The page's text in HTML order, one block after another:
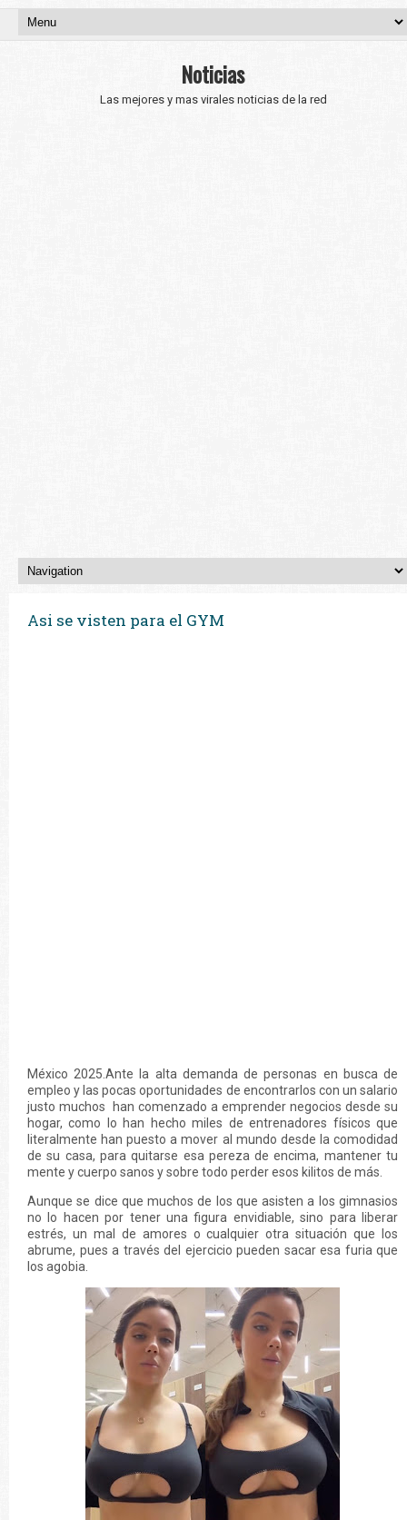
Noticias
Las mejores y mas virales noticias de la red
Asi se visten para el GYM
México 2025.Ante la alta demanda de personas en busca de
empleo y las pocas oportunidades de encontrarlos con un salario
justo muchos han comenzado a emprender negocios desde su
hogar, como lo han hecho miles de entrenadores físicos que
literalmente han puesto a mover al mundo desde la comodidad
de su casa, para quitarse esa pereza de encima, mantener tu
mente y cuerpo sanos y sobre todo perder esos kilitos de más.
Aunque se dice que muchos de los que asisten a los gimnasios
no lo hacen por tener una figura envidiable, sino para liberar
estrés, un mal de amores o cualquier otra situación que los
abrume, pues a través del ejercicio pueden sacar esa furia que
los agobia.